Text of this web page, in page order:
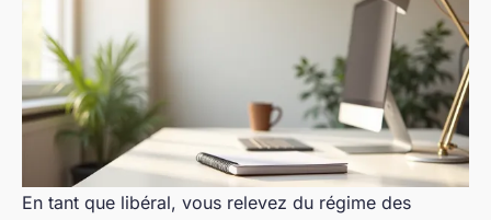
En tant que libéral, vous relevez du régime des